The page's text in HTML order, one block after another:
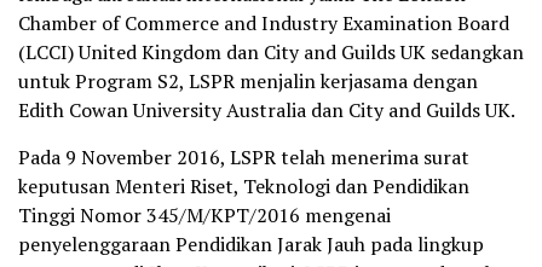
Chamber of Commerce and Industry Examination Board
(LCCI) United Kingdom dan City and Guilds UK sedangkan
untuk Program S2, LSPR menjalin kerjasama dengan
Edith Cowan University Australia dan City and Guilds UK.
Pada 9 November 2016, LSPR telah menerima surat
keputusan Menteri Riset, Teknologi dan Pendidikan
Tinggi Nomor 345/M/KPT/2016 mengenai
penyelenggaraan Pendidikan Jarak Jauh pada lingkup